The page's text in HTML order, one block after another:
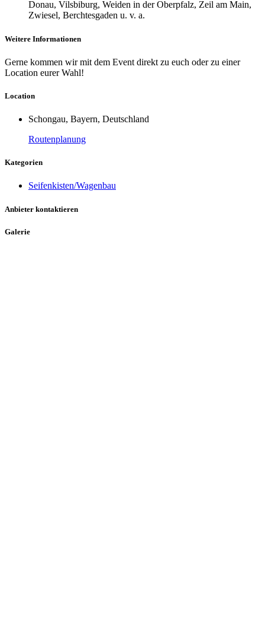
Donau, Vilsbiburg, Weiden in der Oberpfalz, Zeil am Main,
Zwiesel, Berchtesgaden u. v. a.
Weitere Informationen
Gerne kommen wir mit dem Event direkt zu euch oder zu einer
Location eurer Wahl!
Location
Schongau, Bayern, Deutschland
Routenplanung
Kategorien
Seifenkisten/Wagenbau
Anbieter kontaktieren
Galerie